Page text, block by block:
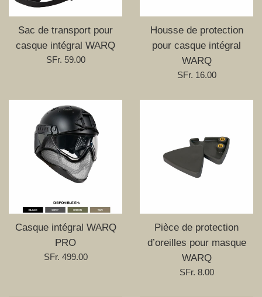
Sac de transport pour
casque intégral WARQ
Prix
SFr. 59.00
Housse de protection
pour casque intégral
WARQ
Prix
SFr. 16.00
Casque intégral WARQ
PRO
Prix
SFr. 499.00
Pièce de protection
d’oreilles pour masque
WARQ
Prix
SFr. 8.00